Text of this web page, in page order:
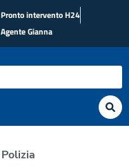
Pronto intervento H24
Agente Gianna
Polizia